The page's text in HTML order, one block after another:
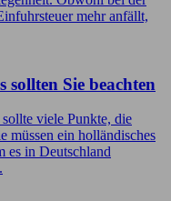
mehr anfällt,
Sie beachten
viele Punkte, die
müssen ein holländisches
es in Deutschland